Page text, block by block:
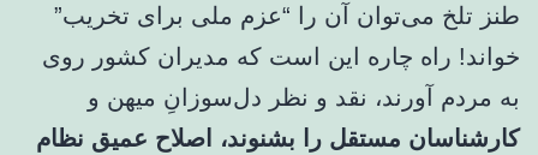
طنز تلخ می‌توان آن را “عزم ملی برای تخریب”
خواند! راه چاره این است که مدیران کشور روی
به مردم آورند، نقد و نظر دل‌سوزانِ میهن و
کارشناسان مستقل را بشنوند، اصلاح عمیق نظام